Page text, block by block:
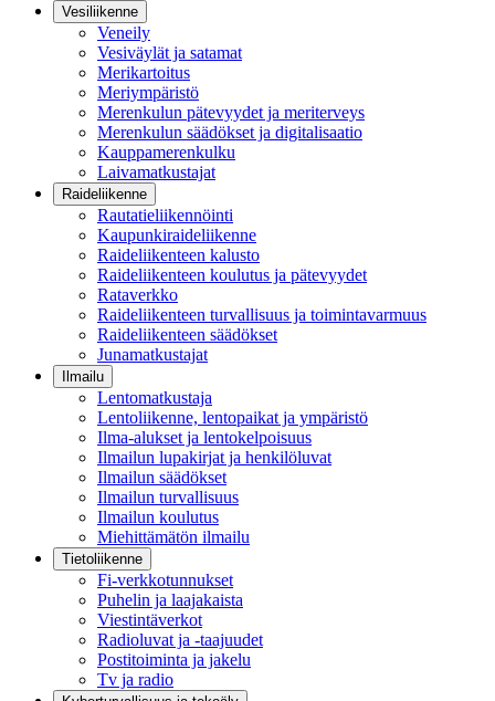
Vesiliikenne
Veneily
Vesiväylät ja satamat
Merikartoitus
Meriympäristö
Merenkulun pätevyydet ja meriterveys
Merenkulun säädökset ja digitalisaatio
Kauppamerenkulku
Laivamatkustajat
Raideliikenne
Rautatieliikennöinti
Kaupunkiraideliikenne
Raideliikenteen kalusto
Raideliikenteen koulutus ja pätevyydet
Rataverkko
Raideliikenteen turvallisuus ja toimintavarmuus
Raideliikenteen säädökset
Junamatkustajat
Ilmailu
Lentomatkustaja
Lentoliikenne, lentopaikat ja ympäristö
Ilma-alukset ja lentokelpoisuus
Ilmailun lupakirjat ja henkilöluvat
Ilmailun säädökset
Ilmailun turvallisuus
Ilmailun koulutus
Miehittämätön ilmailu
Tietoliikenne
Fi-verkkotunnukset
Puhelin ja laajakaista
Viestintäverkot
Radioluvat ja -taajuudet
Postitoiminta ja jakelu
Tv ja radio